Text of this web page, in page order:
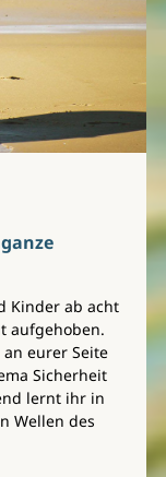
Kinder ab acht
aufgehoben.
eurer Seite
Sicherheit
lernt ihr in
Wellen des